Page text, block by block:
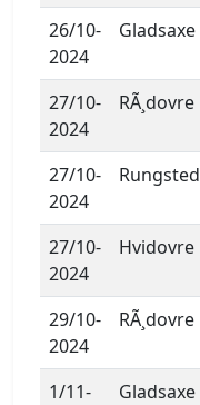
26/10-
2024
Gladsaxe
27/10-
2024
RÃ¸dovre
27/10-
2024
Rungsted
27/10-
2024
Hvidovre
29/10-
2024
RÃ¸dovre
1/11-
Gladsaxe